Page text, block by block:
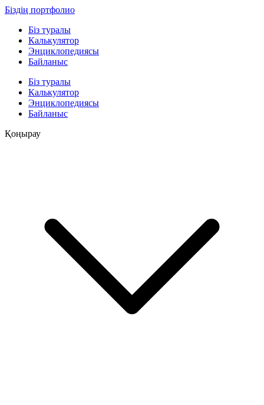
Біздің портфолио
Біз туралы
Калькулятор
Энциклопедиясы
Байланыс
Біз туралы
Калькулятор
Энциклопедиясы
Байланыс
Қоңырау